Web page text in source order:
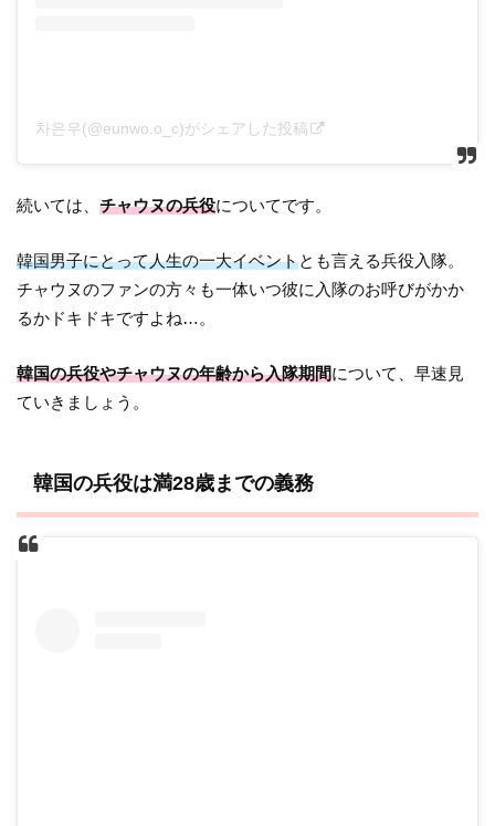
차은우(@eunwo.o_c)がシェアした投稿
続いては、チャウヌの兵役についてです。
韓国男子にとって人生の一大イベントとも言える兵役入隊。
チャウヌのファンの方々も一体いつ彼に入隊のお呼びがかか
るかドキドキですよね…。
韓国の兵役やチャウヌの年齢から入隊期間について、早速見
ていきましょう。
韓国の兵役は満28歳までの義務